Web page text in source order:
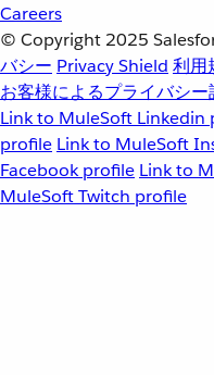
Careers
© Copyright 2025
バシー Privacy Shield 利用
お客様によるプライバシ
Link to MuleSoft Linkedin
profile Link to MuleSoft
Facebook profile Link to
MuleSoft Twitch profile